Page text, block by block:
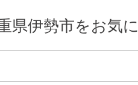
県伊勢市をお気